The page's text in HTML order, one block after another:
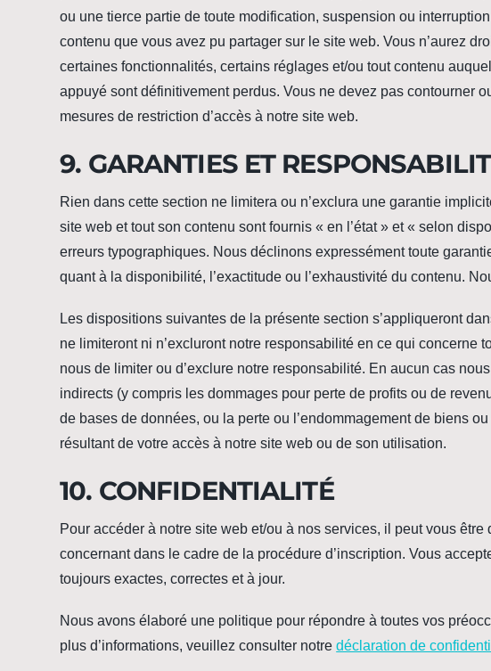
ou une tierce partie de toute modification, suspension ou
contenu que vous avez pu partager sur le site web. Vous n’aurez
certaines fonctionnalités, certains réglages et/ou tout contenu
appuyé sont définitivement perdus. Vous ne devez pas contourner
mesures de restriction d’accès à notre site web.
9. GARANTIES ET
Rien dans cette section ne limitera ou n’exclura une garantie
site web et tout son contenu sont fournis « en l’état » et « selon
erreurs typographiques. Nous déclinons expressément toute
quant à la disponibilité, l’exactitude ou l’exhaustivité du contenu.
Les dispositions suivantes de la présente section s’appliqueront
ne limiteront ni n’excluront notre responsabilité en ce qui
nous de limiter ou d’exclure notre responsabilité. En aucun cas
indirects (y compris les dommages pour perte de profits ou de
de bases de données, ou la perte ou l’endommagement de biens
résultant de votre accès à notre site web ou de son utilisation.
10. CONFIDENTIALITÉ
Pour accéder à notre site web et/ou à nos services, il peut vous
concernant dans le cadre de la procédure d’inscription. Vous
toujours exactes, correctes et à jour.
Nous avons élaboré une politique pour répondre à toutes vos
plus d’informations, veuillez consulter notredéclaration de